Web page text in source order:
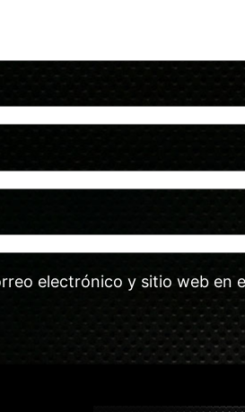
electrónico y sitio web en